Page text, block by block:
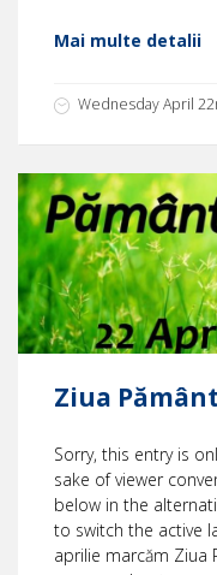
Mai multe detalii
Wednesday April
Ziua
Sorry, this entry is
sake of viewer
below in the
to switch the active
aprilie marcăm Ziua